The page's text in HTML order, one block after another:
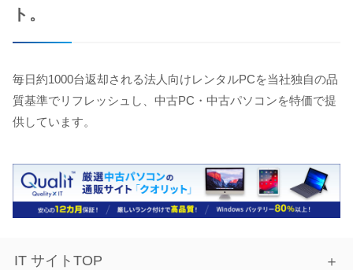
ト。
毎日約1000台返却される法人向けレンタルPCを当社独自の品
質基準でリフレッシュし、中古PC・中古パソコンを特価で提
供しています。
IT サイトTOP